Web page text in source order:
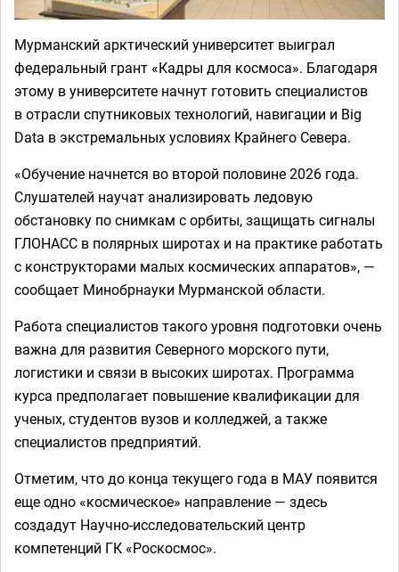
Мурманский арктический университет выиграл
федеральный грант «Кадры для космоса». Благодаря
этому в университете начнут готовить специалистов
в отрасли спутниковых технологий, навигации и Big
Data в экстремальных условиях Крайнего Севера.
«Обучение начнется во второй половине 2026 года.
Слушателей научат анализировать ледовую
обстановку по снимкам с орбиты, защищать сигналы
ГЛОНАСС в полярных широтах и на практике работать
с конструкторами малых космических аппаратов», —
сообщает Минобрнауки Мурманской области.
Работа специалистов такого уровня подготовки очень
важна для развития Северного морского пути,
логистики и связи в высоких широтах. Программа
курса предполагает повышение квалификации для
ученых, студентов вузов и колледжей, а также
специалистов предприятий.
Отметим, что до конца текущего года в МАУ появится
еще одно «космическое» направление — здесь
создадут Научно-исследовательский центр
компетенций ГК «Роскосмос».